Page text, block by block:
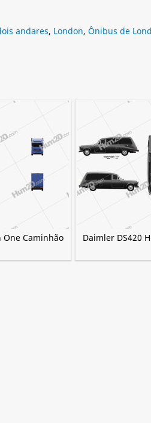
andares, London, Ônibus de
One Caminhão
Daimler DS420